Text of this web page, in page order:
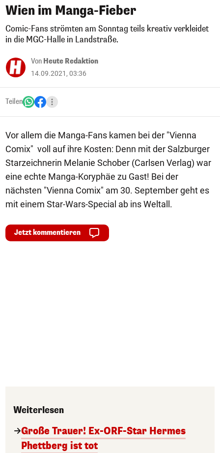
Wien im Manga-Fieber
Comic-Fans strömten am Sonntag teils kreativ verkleidet
in die MGC-Halle in Landstraße.
Von Heute Redaktion
14.09.2021, 03:36
Teilen
Vor allem die Manga-Fans kamen bei der "Vienna
Comix" voll auf ihre Kosten: Denn mit der Salzburger
Starzeichnerin Melanie Schober (Carlsen Verlag) war
eine echte Manga-Koryphäe zu Gast! Bei der
nächsten "Vienna Comix" am 30. September geht es
mit einem Star-Wars-Special ab ins Weltall.
Jetzt kommentieren
Weiterlesen
Große Trauer! Ex-ORF-Star Hermes
Phettberg ist tot